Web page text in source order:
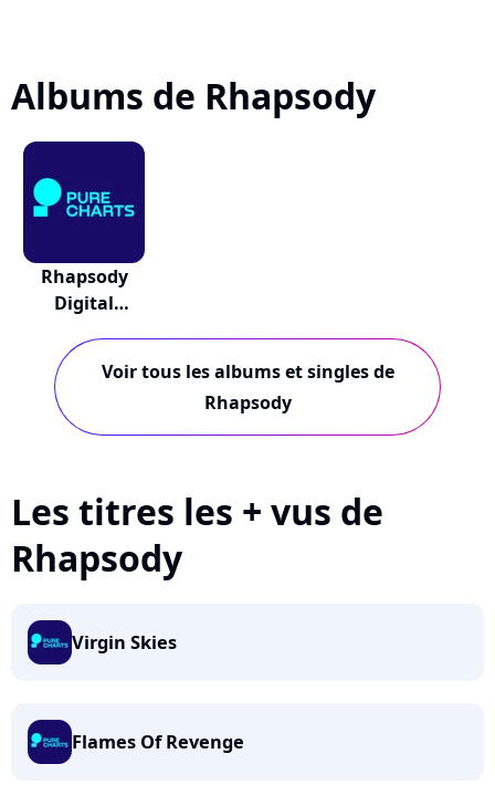
Albums de Rhapsody
Rhapsody
Digital
Voir tous les albums et singles de
Rhapsody
Les titres les + vus de
Rhapsody
Virgin Skies
Flames Of Revenge